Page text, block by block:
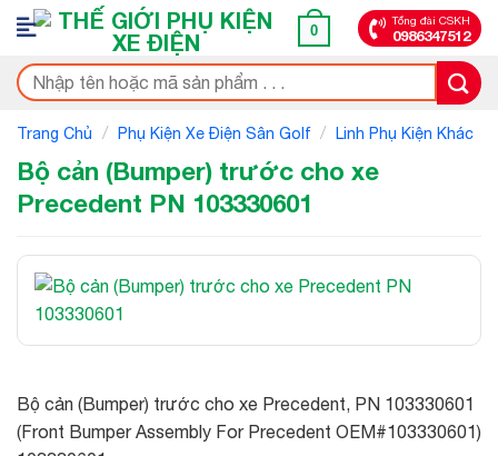
Bỏ
qua
nội
dung
0
Tổng đài CSKH
0986347512
Tìm
kiếm:
Trang Chủ / Phụ Kiện Xe Điện Sân Golf / Linh Phụ Kiện Khác
Bộ cản (Bumper) trước cho xe
Precedent PN 103330601
Bộ cản (Bumper) trước cho xe Precedent, PN 103330601
(Front Bumper Assembly For Precedent OEM#103330601)